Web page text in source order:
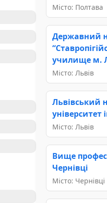
Місто: Полтава
Державний
училище м.
Місто: Львів
Львівський
університет
Місто: Львів
Вище
Чернівці
Місто: Чернівці